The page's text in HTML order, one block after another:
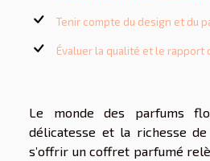
Tenir compte du design et du
Évaluer la qualité et le rapport
Le monde des parfums
délicatesse et la richesse
s’offrir un coffret parfumé